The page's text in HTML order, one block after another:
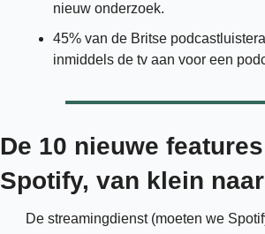
nieuw onderzoek.
45% van de Britse
inmiddels de tv aan voor een
De 10 nieuwe
Spotify, van klein
De streamingdienst (moeten we